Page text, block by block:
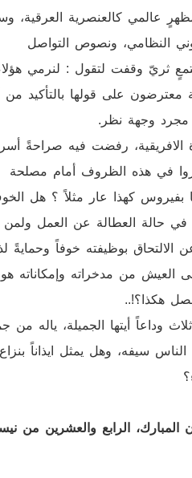
عالمي كالعنصرية العرقية،
النظامي، ونصوص التواصل
ثريّ وقفت لتقول : لنرمي
معترضون على قولها بالتأكيد من
مجرد وجهة نظر.
الافريقية، رفضت فيه صراحةً
في هذه الظروف أمام مصلحة
بفيروس كهذا عار مثلاً ؟ هل
في حالة العطالة عن العمل ولمن
بوظيفته خوفاً وحمايةً
العيش من مدخراته وإمكاناته هو
هكذا؟!..
وداعاً أيتها الجميلة، ياله من
سيفه، وهل يمثل ايذاناً بنزاع
الرابع والعشرين من